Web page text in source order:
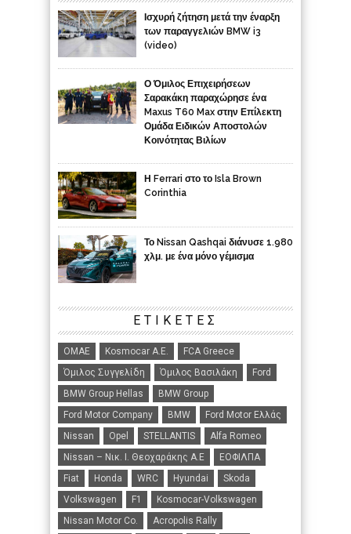
Ισχυρή ζήτηση μετά την έναρξη
των παραγγελιών BMW i3
(video)
Ο Όμιλος Επιχειρήσεων
Σαρακάκη παραχώρησε ένα
Maxus T60 Max στην Επίλεκτη
Ομάδα Ειδικών Αποστολών
Κοινότητας Βιλίων
Η Ferrari στο το Isla Brown
Corinthia
Το Nissan Qashqai διάνυσε 1.980
χλμ. με ένα μόνο γέμισμα
ΕΤΙΚΈΤΕΣ
ΟΜΑΕ Kosmocar Α.Ε.
FCA Greece
Όμιλος Συγγελίδη
Όμιλος Βασιλάκη
Ford
BMW Group Hellas
BMW Group
Ford Motor Company
BMW
Ford Motor Ελλάς
Nissan
Opel STELLANTIS
Alfa Romeo
Nissan – Νικ. Ι. Θεοχαράκης Α.Ε
ΕΟΦΙΛΠΑ
Fiat
Honda WRC Hyundai
Skoda
Volkswagen
F1
Kosmocar-Volkswagen
Nissan Motor Co.
Acropolis Rally